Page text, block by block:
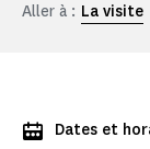
Aller à : La visite
Dates et